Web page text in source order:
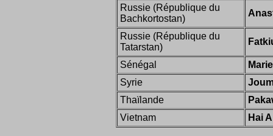
Russie (République du
Bachkortostan)
Russie (République du
Tatarstan)
Sénégal
Syrie
Thaïlande
Vietnam
Hai